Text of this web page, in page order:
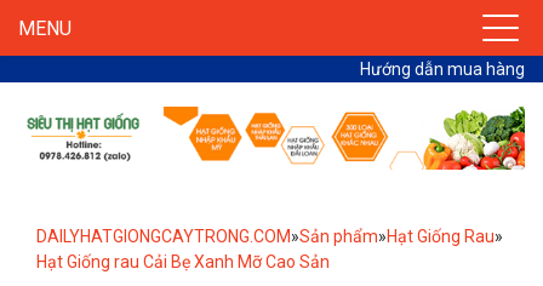
MENU
Hướng dẫn mua hàng
DAILYHATGIONGCAYTRONG.COM»Sản phẩm»Hạt Giống Rau»
Hạt Giống rau Cải Bẹ Xanh Mỡ Cao Sản